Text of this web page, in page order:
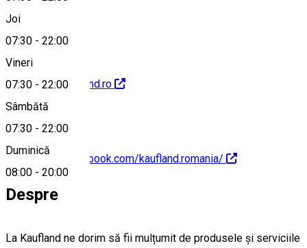
Joi
07:30 - 22:00
Vineri
07:30 - 22:00
Sâmbătă
07:30 - 22:00
Duminică
08:00 - 20:00
http://www.kaufland.ro
https://www.facebook.com/kaufland.romania/
Despre
La Kaufland ne dorim să fii mulțumit de produsele și serviciile